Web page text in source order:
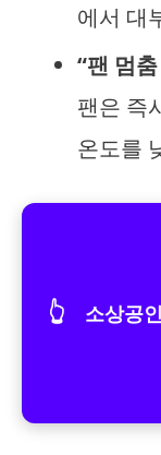
에서 대
“팬 멈
팬은 즉
온도를
👆
소상공